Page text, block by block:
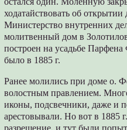
ходатайствовать об
Министерство внутренних
молитвенный дом в
построен на усадьбе
было в 1885 г.
Ранее молились при доме о.
волостным правлением.
иконы, подсвечники, даже и
арестовывали. Но вот в 1885
разрешение, и тут были